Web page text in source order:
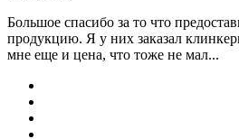
Большое спасибо за то что
продукцию. Я у них заказал
мне еще и цена, что тоже не мал...